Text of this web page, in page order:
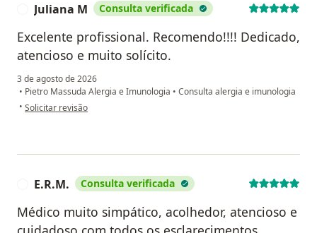
Juliana M Consulta verificada
Excelente profissional. Recomendo!!!! Dedicado,
atencioso e muito solícito.
3 de agosto de 2026
• Pietro Massuda Alergia e Imunologia • Consulta alergia e imunologia
• na opinião do utilizador Juliana M
Solicitar revisão
E.R.M. Consulta verificada
Médico muito simpático, acolhedor, atencioso e